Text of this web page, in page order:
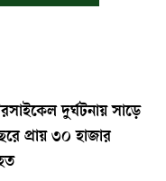
দুর্ঘটনায় সাড়ে
প্রায় ৩০ হাজার